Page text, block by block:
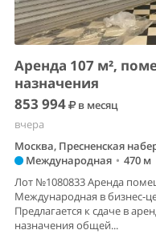
Аренда 107 м²,
назначения
853 994
в месяц
вчера
Москва, Пресненская
Международная • 470 м
Лот №1080833 Аренда
Международная в бизнес-
Предлагается к сдаче в
назначения общей...